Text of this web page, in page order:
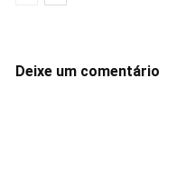
Deixe um comentário